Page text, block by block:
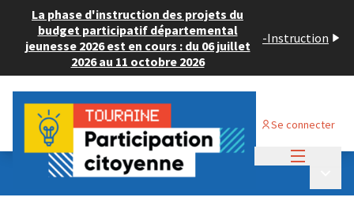
La phase d'instruction des projets du
budget participatif départemental
jeunesse 2026 est en cours : du 06 juillet
2026 au 11 octobre 2026
-Instruction
Se connecter
Budget Participatif JEUNESSE 2024
💡 Consulter les projets déposés